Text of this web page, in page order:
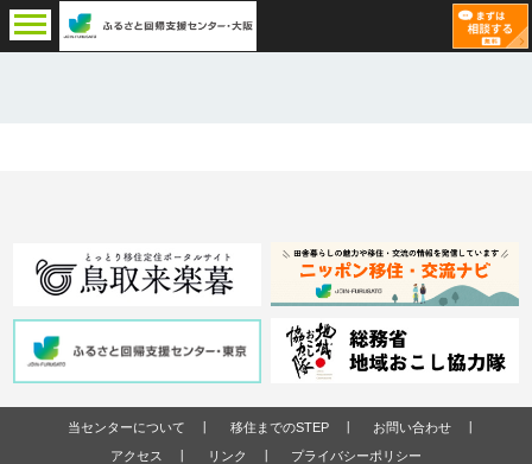
当センターについて 移住までのSTEP
お問い合わせ
アクセス
リンク プライバシーポリシー